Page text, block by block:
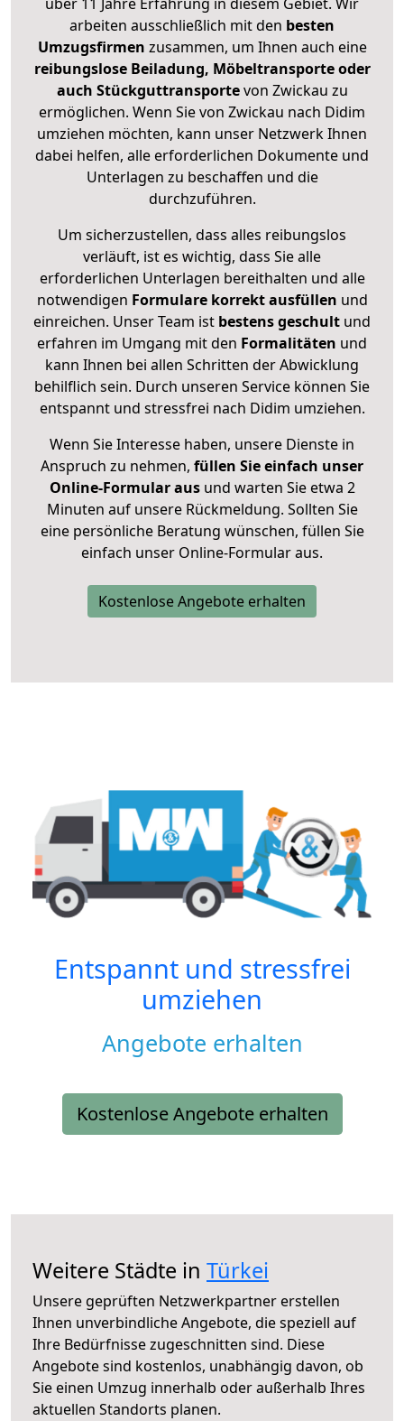
arbeiten ausschließlich mit den besten
Umzugsfirmen zusammen, um Ihnen auch eine
reibungslose Beiladung, Möbeltransporte oder
auch Stückguttransportevon Zwickau zu
ermöglichen. Wenn Sie von Zwickau nach Didim
umziehen möchten, kann unser Netzwerk Ihnen
dabei helfen, alle erforderlichen Dokumente und
Unterlagen zu beschaffen und die
durchzuführen.
Um sicherzustellen, dass alles reibungslos
verläuft, ist es wichtig, dass Sie alle
erforderlichen Unterlagen bereithalten und alle
notwendigen Formulare korrekt ausfüllen und
einreichen. Unser Team ist bestens geschult und
erfahren im Umgang mit den Formalitäten und
kann Ihnen bei allen Schritten der Abwicklung
behilflich sein. Durch unseren Service können Sie
entspannt und stressfrei nach Didim umziehen.
Wenn Sie Interesse haben, unsere Dienste in
Anspruch zu nehmen, füllen Sie einfach unser
Online-Formular ausund warten Sie etwa 2
Minuten auf unsere Rückmeldung. Sollten Sie
eine persönliche Beratung wünschen, füllen Sie
einfach unser Online-Formular aus.
Kostenlose Angebote erhalten
Entspannt und stressfrei
umziehen
Angebote erhalten
Kostenlose Angebote erhalten
Weitere Städte in Türkei
Unsere geprüften Netzwerkpartner erstellen
Ihnen unverbindliche Angebote, die speziell auf
Ihre Bedürfnisse zugeschnitten sind. Diese
Angebote sind kostenlos, unabhängig davon, ob
Sie einen Umzug innerhalb oder außerhalb Ihres
aktuellen Standorts planen.